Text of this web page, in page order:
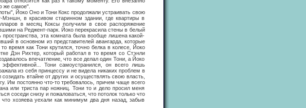
же самое".
Йоко Оно и Тони Кокс продолжали устраивать свою
в красивом старинном здании, где квартиры в
в месяц Коксы получили в свое распоряжение
на Реджент-парк. Йоко перекрасила стены в белый
пространства, эта комната была вообще лишена какой-
в основном из представителей авангарда, которые
время как Тони крутился, точно белка в колесе, Йоко
Дэн Рихтер, который работал в то время со Стэнли
впечатление, что все делал один Тони, а Йоко
Тони самоустранился, он всего лишь
из себя принцессу и не видела никаких проблем в
втайне от других и осуществлять свою власть,
Им постоянно что-то требовалось, причем чаще всего
или триста пар ножниц. Тони то и дело просил меня
соседи снизу и пожаловаться, что потолок только что
хозяева уехали как минимум два дня назад, забыв